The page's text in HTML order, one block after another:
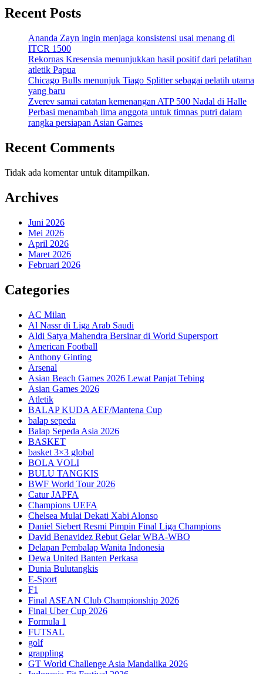
Recent Posts
Ananda Zayn ingin menjaga konsistensi usai menang di
ITCR 1500
Rekornas Kresensia menunjukkan hasil positif dari pelatihan
atletik Papua
Chicago Bulls menunjuk Tiago Splitter sebagai pelatih utama
yang baru
Zverev samai catatan kemenangan ATP 500 Nadal di Halle
Perbasi menambah lima anggota untuk timnas putri dalam
rangka persiapan Asian Games
Recent Comments
Tidak ada komentar untuk ditampilkan.
Archives
Juni 2026
Mei 2026
April 2026
Maret 2026
Februari 2026
Categories
AC Milan
Al Nassr di Liga Arab Saudi
Aldi Satya Mahendra Bersinar di World Supersport
American Football
Anthony Ginting
Arsenal
Asian Beach Games 2026 Lewat Panjat Tebing
Asian Games 2026
Atletik
BALAP KUDA AEF/Mantena Cup
balap sepeda
Balap Sepeda Asia 2026
BASKET
basket 3×3 global
BOLA VOLI
BULU TANGKIS
BWF World Tour 2026
Catur JAPFA
Champions UEFA
Chelsea Mulai Dekati Xabi Alonso
Daniel Siebert Resmi Pimpin Final Liga Champions
David Benavidez Rebut Gelar WBA-WBO
Delapan Pembalap Wanita Indonesia
Dewa United Banten Perkasa
Dunia Bulutangkis
E-Sport
F1
Final ASEAN Club Championship 2026
Final Uber Cup 2026
Formula 1
FUTSAL
golf
grappling
GT World Challenge Asia Mandalika 2026